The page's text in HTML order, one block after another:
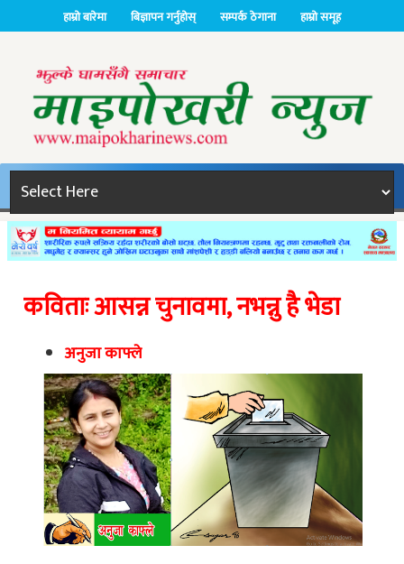
हाम्रो बारेमा बिज्ञापन गर्नुहोस् सम्पर्क ठेगाना हाम्रो समूह
कविताः आसन्न चुनावमा, नभन्नु है भेडा
अनुजा काफ्ले